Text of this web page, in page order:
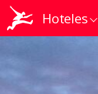
Hoteles